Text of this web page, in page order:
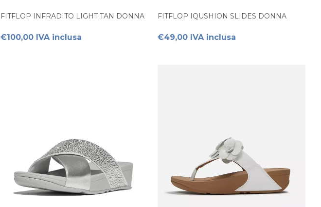
FITFLOP INFRADITO LIGHT TAN DONNA
€100,00 IVA inclusa
FITFLOP IQUSHION SLIDES DONNA
€49,00 IVA inclusa